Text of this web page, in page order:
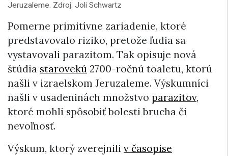
Jeruzaleme. Zdroj: Joli Schwartz
Pomerne primitívne zariadenie, ktoré
predstavovalo riziko, pretože ľudia sa
vystavovali parazitom. Tak opisuje nová
štúdia starovekú 2700-ročnú toaletu, ktorú
našli v izraelskom Jeruzaleme. Výskumníci
našli v usadeninách množstvo parazitov,
ktoré mohli spôsobiť bolesti brucha či
nevoľnosť.
Výskum, ktorý zverejnili v časopise